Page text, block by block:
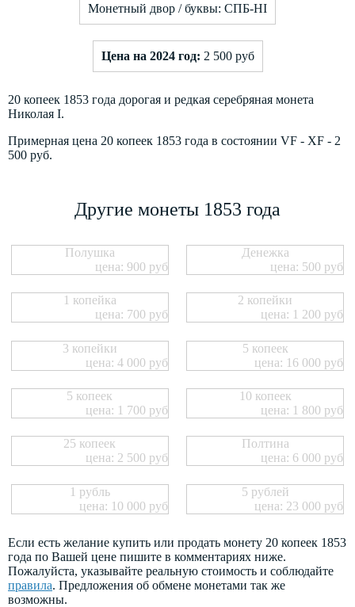
Монетный двор / буквы: СПБ-HI
Цена на 2024 год: 2 500 руб
20 копеек 1853 года дорогая и редкая серебряная монета
Николая I.
Примерная цена 20 копеек 1853 года в состоянии VF - XF - 2
500 руб.
Другие монеты 1853 года
Полушка
цена: 900 руб
Денежка
цена: 500 руб
1 копейка
цена: 700 руб
2 копейки
цена: 1 200 руб
3 копейки
цена: 4 000 руб
5 копеек
цена: 16 000 руб
5 копеек
цена: 1 700 руб
10 копеек
цена: 1 800 руб
25 копеек
цена: 2 500 руб
Полтина
цена: 6 000 руб
1 рубль
цена: 10 000 руб
5 рублей
цена: 23 000 руб
Если есть желание купить или продать монету 20 копеек 1853
года по Вашей цене пишите в комментариях ниже.
Пожалуйста, указывайте реальную стоимость и соблюдайте
правила. Предложения об обмене монетами так же
возможны.